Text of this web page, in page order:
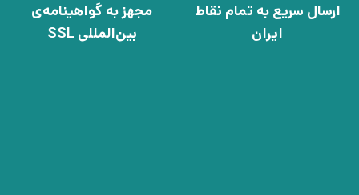
ارسال سریع به تمام نقاط
ایران
مجهز به گواهینامه‌ی
بین‌المللی SSL